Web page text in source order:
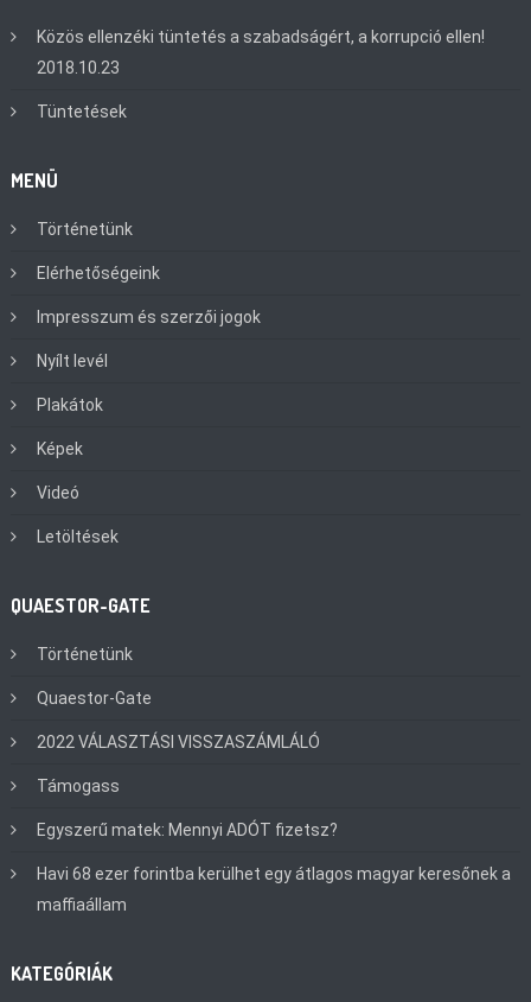
Közös ellenzéki tüntetés a szabadságért, a korrupció ellen!
2018.10.23
Tüntetések
MENÜ
Történetünk
Elérhetőségeink
Impresszum és szerzői jogok
Nyílt levél
Plakátok
Képek
Videó
Letöltések
QUAESTOR-GATE
Történetünk
Quaestor-Gate
2022 VÁLASZTÁSI VISSZASZÁMLÁLÓ
Támogass
Egyszerű matek: Mennyi ADÓT fizetsz?
Havi 68 ezer forintba kerülhet egy átlagos magyar keresőnek a
maffiaállam
KATEGÓRIÁK